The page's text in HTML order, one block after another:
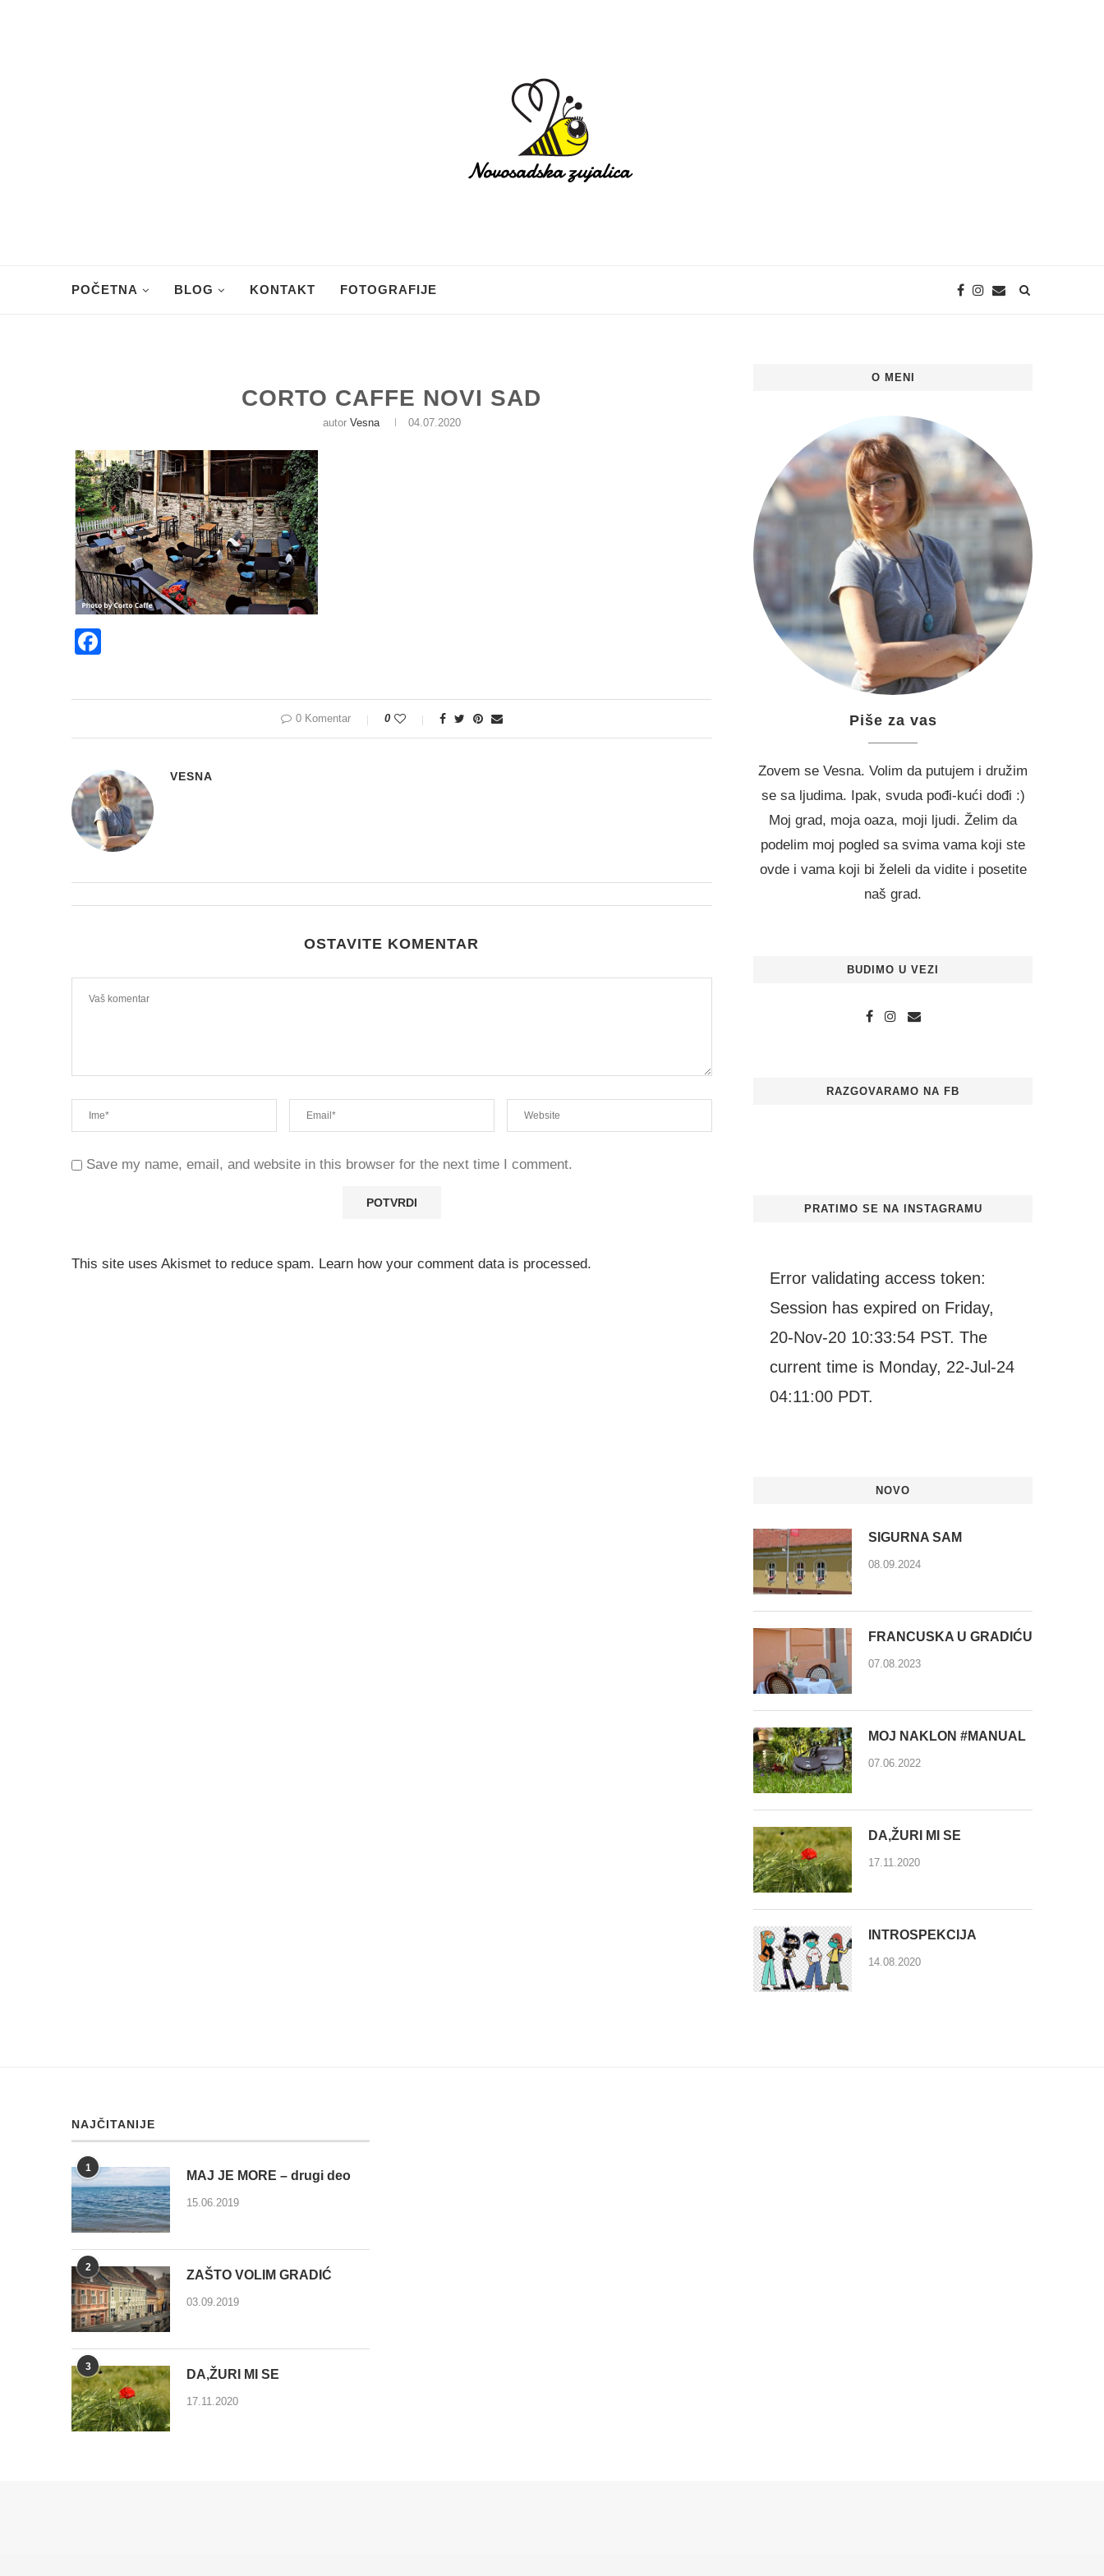
POČETNA BLOG KONTAKT FOTOGRAFIJE
CORTO CAFFE NOVI SAD
autor Vesna 04.07.2020
0 Komentar 0
VESNA
OSTAVITE KOMENTAR
Save my name, email, and website in this browser for the next time I comment.
This site uses Akismet to reduce spam. Learn how your comment data is processed.
O MENI
Piše za vas
Zovem se Vesna. Volim da putujem i družim
se sa ljudima. Ipak, svuda pođi-kući dođi :)
Moj grad, moja oaza, moji ljudi. Želim da
podelim moj pogled sa svima vama koji ste
ovde i vama koji bi želeli da vidite i posetite
naš grad.
BUDIMO U VEZI
RAZGOVARAMO NA FB
PRATIMO SE NA INSTAGRAMU
Error validating access token:
Session has expired on Friday,
20-Nov-20 10:33:54 PST. The
current time is Monday, 22-Jul-24
04:11:00 PDT.
NOVO
SIGURNA SAM
08.09.2024
FRANCUSKA U GRADIĆU
07.08.2023
MOJ NAKLON #MANUAL
07.06.2022
DA,ŽURI MI SE
17.11.2020
INTROSPEKCIJA
14.08.2020
NAJČITANIJE
1
MAJ JE MORE – drugi deo
15.06.2019
2
ZAŠTO VOLIM GRADIĆ
03.09.2019
3
DA,ŽURI MI SE
17.11.2020